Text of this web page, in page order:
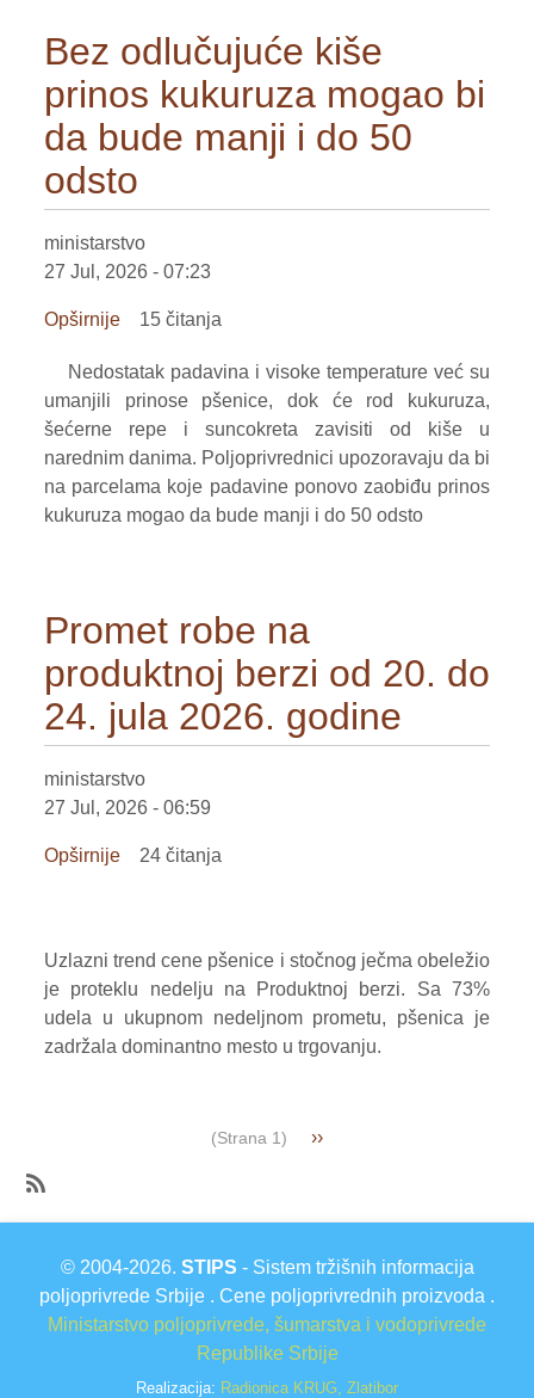
Bez odlučujuće kiše
prinos kukuruza mogao bi
da bude manji i do 50
odsto
ministarstvo
27 Jul, 2026 - 07:23
Opširnije
odlučujuće
kiše
prinos
kukuruza
mogao
bi
i
do
50
odsto
15 čitanja
Nedostatak padavina i visoke temperature već su
umanjili prinose pšenice, dok će rod kukuruza,
šećerne repe i suncokreta zavisiti od kiše u
narednim danima. Poljoprivrednici upozoravaju da bi
na parcelama koje padavine ponovo zaobiđu prinos
kukuruza mogao da bude manji i do 50 odsto
Promet robe na
produktnoj berzi od 20. do
24. jula 2026. godine
ministarstvo
27 Jul, 2026 - 06:59
Opširnije
produktnoj
berzi
od
20.
24 čitanja
Uzlazni trend cene pšenice i stočnog ječma obeležio
je proteklu nedelju na Produktnoj berzi. Sa 73%
udela u ukupnom nedeljnom prometu, pšenica je
zadržala dominantno mesto u trgovanju.
(Strana 1)
Next
››
Agroinfo
© 2004-2026. STIPS - Sistem tržišnih informacija
poljoprivrede Srbije . Cene poljoprivrednih proizvoda .
Ministarstvo poljoprivrede, šumarstva i vodoprivrede
Republike Srbije
Realizacija: Radionica KRUG, Zlatibor